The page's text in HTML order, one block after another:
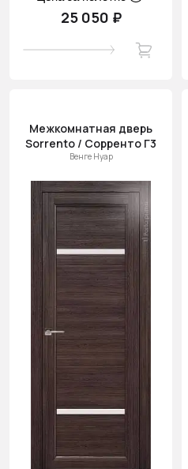
25 050 ₽
Межкомнатная дверь
Sorrento / Сорренто Г3
Венге Нуар